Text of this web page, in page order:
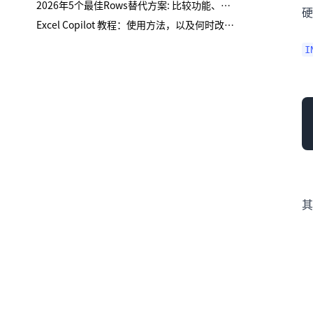
2026年5个最佳Rows替代方案: 比较功能、适配性与权衡
Excel Copilot 教程：使用方法，以及何时改用匡优数言